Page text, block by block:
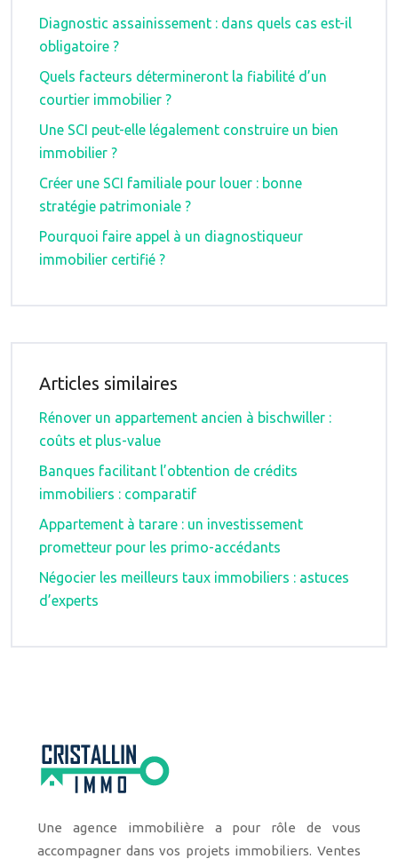
Diagnostic assainissement : dans quels cas est-il
obligatoire ?
Quels facteurs détermineront la fiabilité d’un
courtier immobilier ?
Une SCI peut-elle légalement construire un bien
immobilier ?
Créer une SCI familiale pour louer : bonne
stratégie patrimoniale ?
Pourquoi faire appel à un diagnostiqueur
immobilier certifié ?
Articles similaires
Rénover un appartement ancien à bischwiller :
coûts et plus-value
Banques facilitant l’obtention de crédits
immobiliers : comparatif
Appartement à tarare : un investissement
prometteur pour les primo-accédants
Négocier les meilleurs taux immobiliers : astuces
d’experts
Une agence immobilière a pour rôle de vous
accompagner dans vos projets immobiliers. Ventes